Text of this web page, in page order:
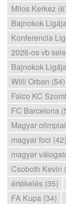
Milos Kerkez
Bajnokok
Konferencia
2026-os vb
Bajnokok
Willi Orban (54)
Falco KC
FC Barcelona
Magyar
magyar foci (42)
magyar
Csoboth Kevin
értékelés (35)
FA Kupa (34)